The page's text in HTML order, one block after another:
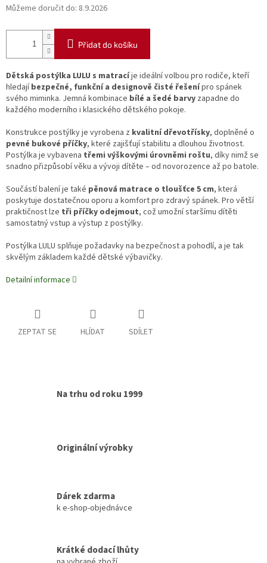
Můžeme doručit do: 8.9.2026
Přidat do košíku
Dětská postýlka LULU s matracíje ideální volbou pro rodiče, kteří
hledajíbezpečné, funkční a designově čisté řešenípro spánek
svého miminka. Jemná kombinace bílé a šedé barvy zapadne do
každého moderního i klasického dětského pokoje.
Konstrukce postýlky je vyrobena z kvalitní dřevotřísky, doplněné o
pevné bukové příčky, které zajišťují stabilitu a dlouhou životnost.
Postýlka je vybavena třemi výškovými úrovněmi roštu, díky nimž se
snadno přizpůsobí věku a vývoji dítěte – od novorozence až po batole.
Součástí balení je také pěnová matrace o tloušťce 5 cm, která
poskytuje dostatečnou oporu a komfort pro zdravý spánek. Pro větší
praktičnost lze tři příčky odejmout, což umožní staršímu dítěti
samostatný vstup a výstup z postýlky.
Postýlka LULU splňuje požadavky na bezpečnost a pohodlí, a je tak
skvělým základem každé dětské výbavičky.
Detailní informace
ZEPTAT SE HLÍDAT SDÍLET
Na trhu od roku 1999
Originální výrobky
Dárek zdarma
k e-shop-objednávce
Krátké dodací lhůty